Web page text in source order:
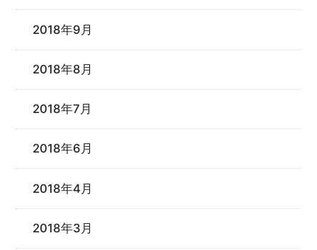
2018年9月
2018年8月
2018年7月
2018年6月
2018年4月
2018年3月